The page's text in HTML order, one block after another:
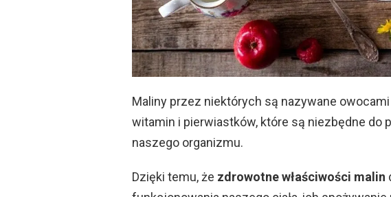
Maliny przez niektórych są nazywane
witamin i pierwiastków, które są niezbędne do
naszego organizmu.
Dzięki temu, że zdrowotne właściwości malin